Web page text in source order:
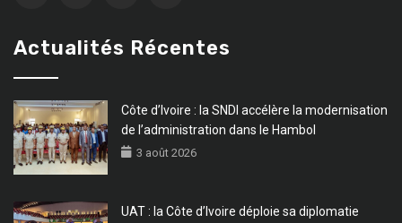
Actualités Récentes
Côte d’Ivoire : la SNDI accélère la modernisation
de l’administration dans le Hambol
3 août 2026
UAT : la Côte d’Ivoire déploie sa diplomatie